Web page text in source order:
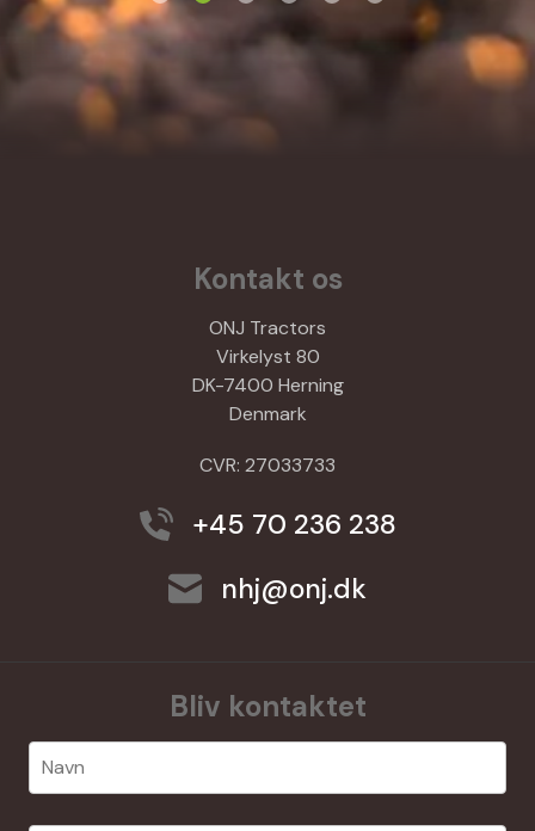
Kontakt os
ONJ Tractors
Virkelyst 80
DK-7400 Herning
Denmark
CVR: 27033733
+45 70 236 238
nhj@onj.dk
Bliv kontaktet